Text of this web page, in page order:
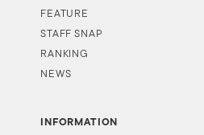
FEATURE
STAFF SNAP
RANKING
NEWS
INFORMATION